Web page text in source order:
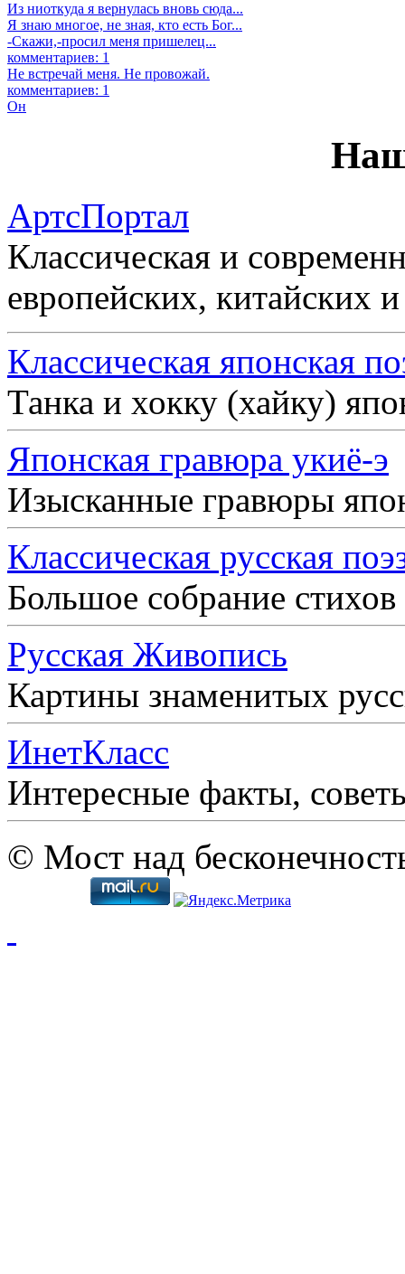
Из ниоткуда я вернулась вновь сюда...
Я знаю многое, не зная, кто есть Бог...
-Скажи,-просил меня пришелец...
комментариев: 1
Не встречай меня. Не провожай.
комментариев: 1
Он
АртсПортал
Классическая и
европейских, китайских
Классическая японская
Танка и хокку (хайку)
Японская гравюра укиё-э
Изысканные гравюры
Классическая русская
Большое собрание
Русская Живопись
Картины знаменитых
ИнетКласс
Интересные факты,
© Мост над